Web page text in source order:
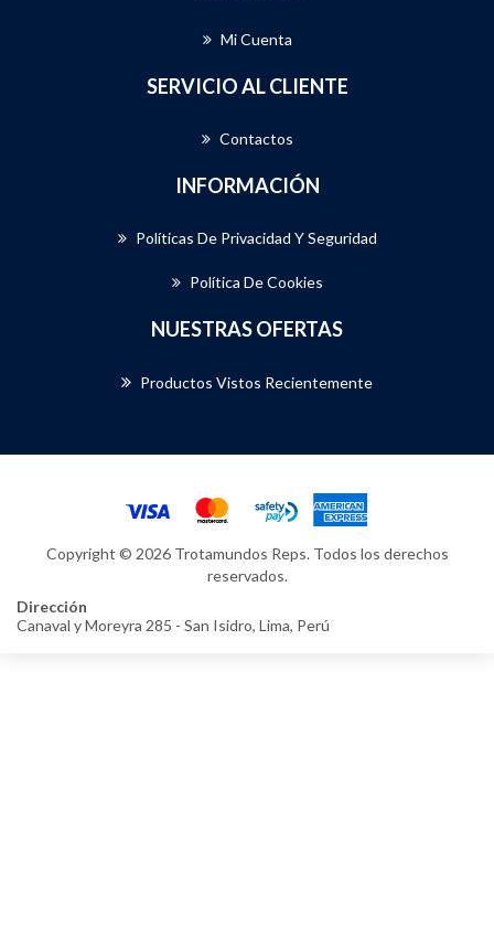
Mi Cuenta
SERVICIO AL CLIENTE
Contactos
INFORMACIÓN
Políticas De Privacidad Y Seguridad
Política De Cookies
NUESTRAS OFERTAS
Productos Vistos Recientemente
Copyright © 2026 Trotamundos Reps. Todos los derechos
reservados.
Dirección
Canaval y Moreyra 285 - San Isidro, Lima, Perú